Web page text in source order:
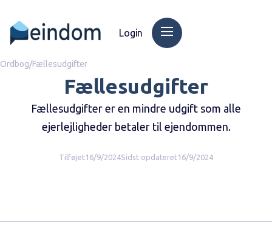
Login
Ordbog/Fællesudgifter
Fællesudgifter
Fællesudgifter er en mindre udgift som alle
ejerlejligheder betaler til ejendommen.
Tilføjet16/9/2024Sidst opdateret16/9/2024